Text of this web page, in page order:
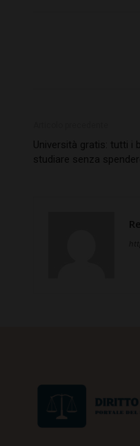
Università gratis: tutti i
studiare senza